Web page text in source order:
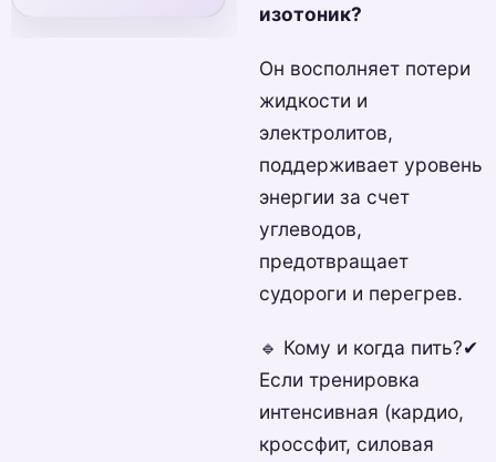
изотоник?
Он восполняет потери
жидкости и
электролитов,
поддерживает уровень
энергии за счет
углеводов,
предотвращает
судороги и перегрев.
🔹 Кому и когда пить?✔
Если тренировка
интенсивная (кардио,
кроссфит, силовая